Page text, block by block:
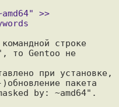
строке
то Gentoo не
при установке,
пакета
by: ~amd64".